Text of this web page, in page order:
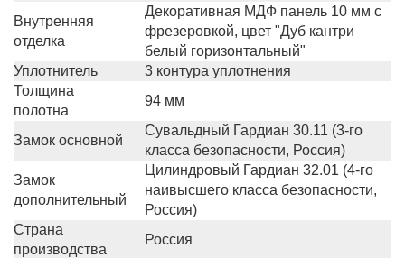
Внутренняя
отделка
Декоративная МДФ панель 10 мм с
фрезеровкой, цвет "Дуб кантри
белый горизонтальный"
Уплотнитель
3 контура уплотнения
Толщина
полотна
94 мм
Замок основной
Сувальдный Гардиан 30.11 (3-го
класса безопасности, Россия)
Замок
дополнительный
Цилиндровый Гардиан 32.01 (4-го
наивысшего класса безопасности,
Россия)
Страна
производства
Россия